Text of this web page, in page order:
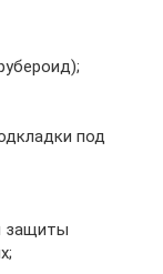
под
защиты